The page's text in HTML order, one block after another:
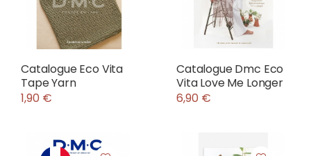
Catalogue Eco Vita
Tape Yarn
1,90 €
Catalogue Dmc Eco
Vita Love Me Longer
6,90 €